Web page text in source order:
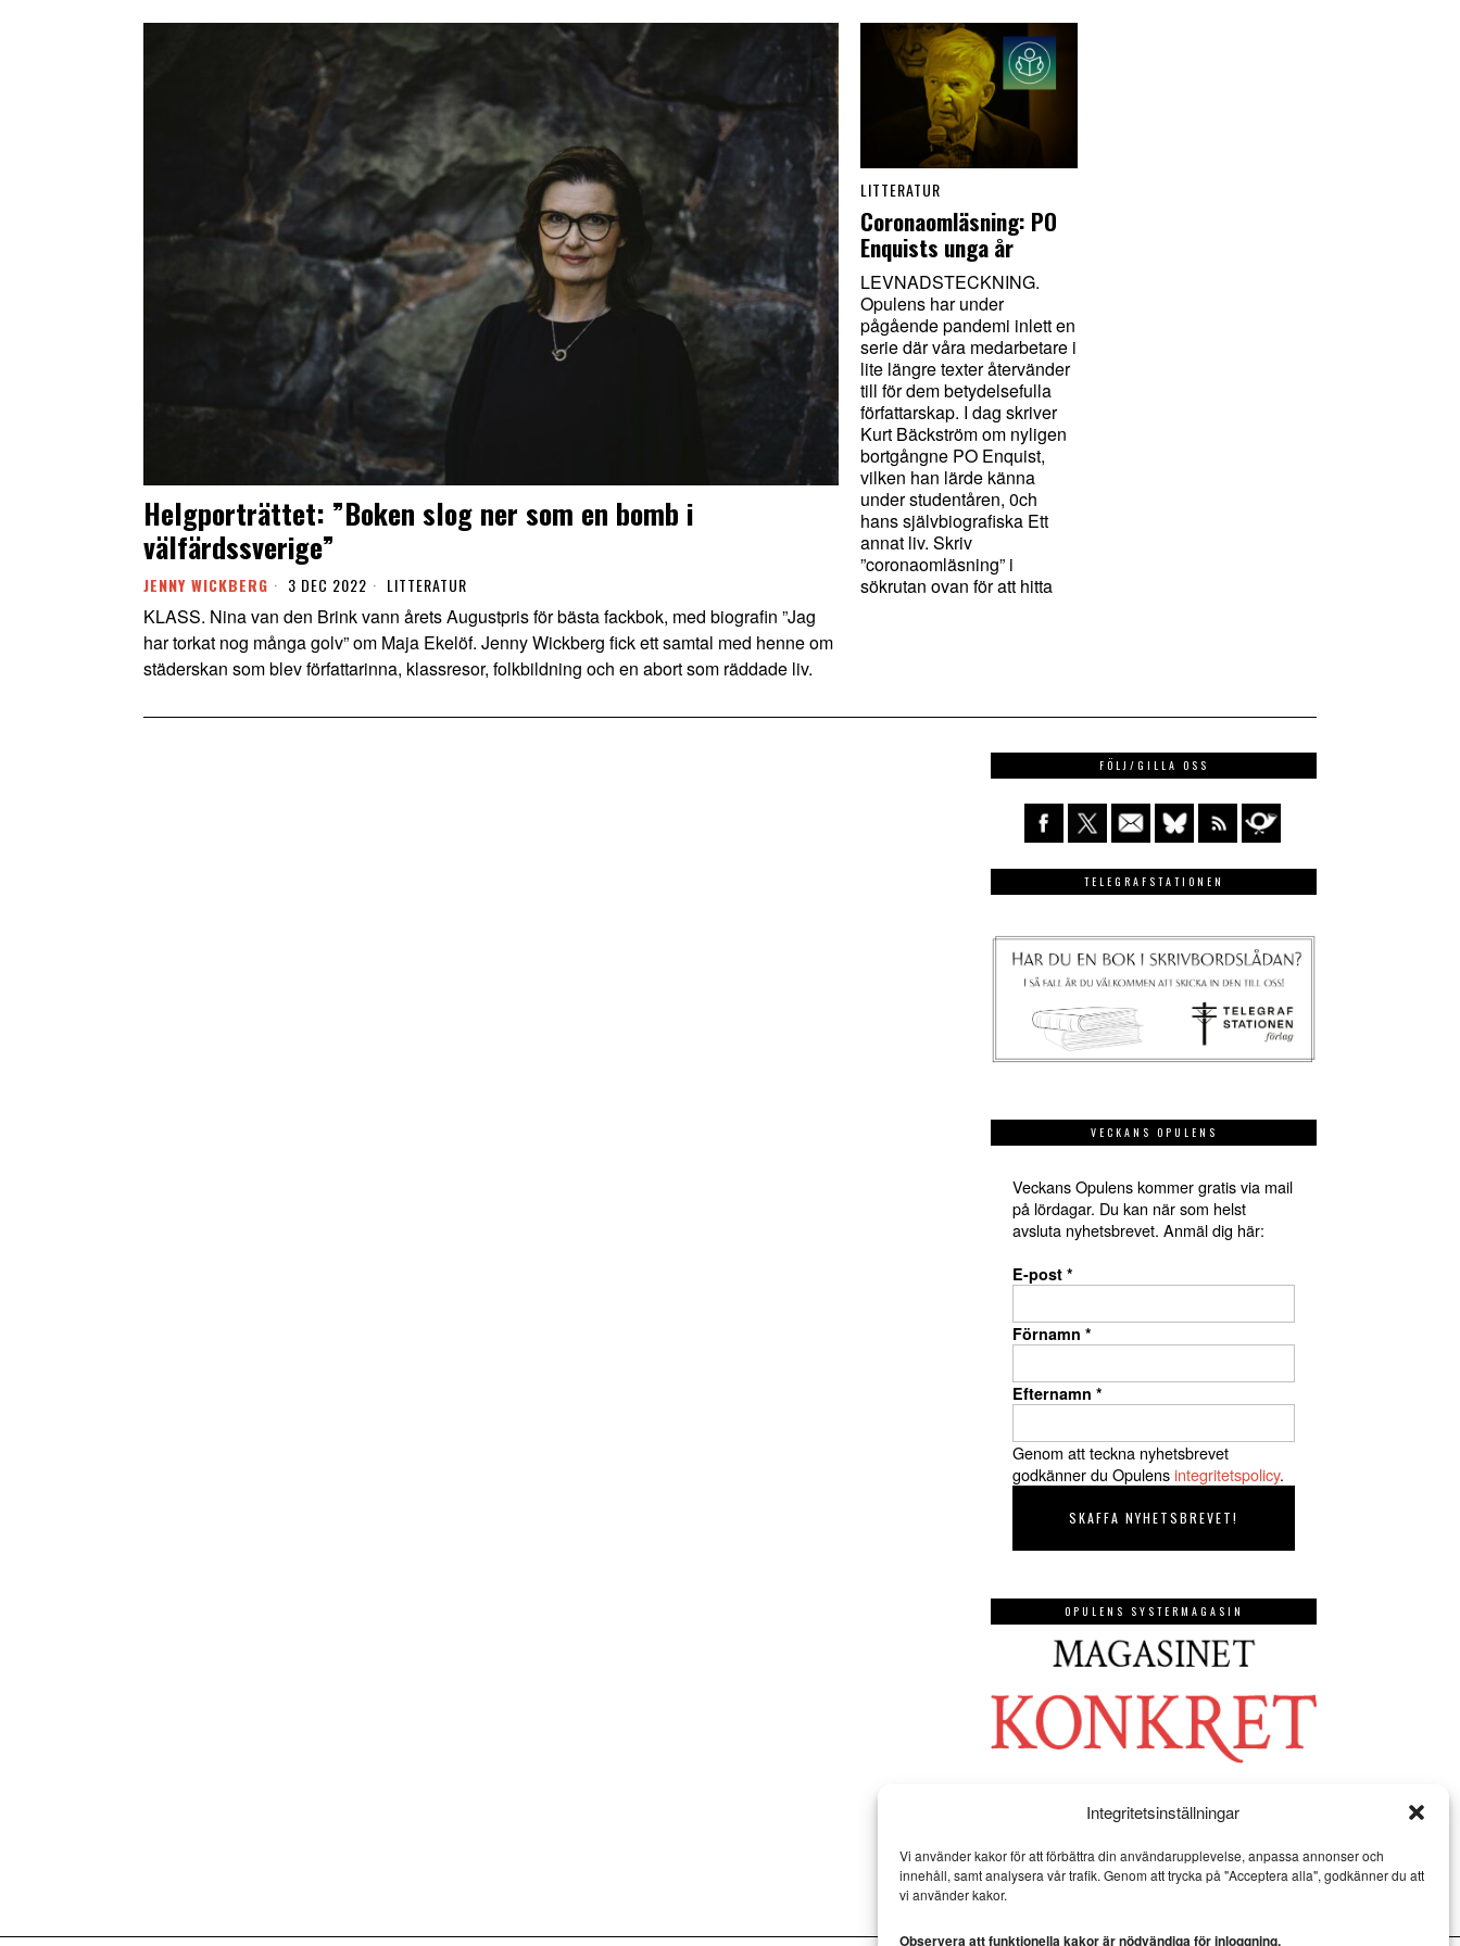
Integritetsinställningar
Vi använder kakor för att förbättra din användarupplevelse, anpassa annonser och
innehåll, samt analysera vår trafik. Genom att trycka på "Acceptera alla", godkänner du att
vi använder kakor.
Observera att funktionella kakor är nödvändiga för inloggning.
Helgporträttet: ”Boken slog ner som en bomb i
välfärdssverige”
JENNY WICKBERG 3 DEC 2022 LITTERATUR
KLASS. Nina van den Brink vann årets Augustpris för bästa fackbok, med biografin ”Jag
har torkat nog många golv” om Maja Ekelöf. Jenny Wickberg fick ett samtal med henne om
städerskan som blev författarinna, klassresor, folkbildning och en abort som räddade liv.
LITTERATUR
Coronaomläsning: PO
Enquists unga år
LEVNADSTECKNING.
Opulens har under
pågående pandemi inlett en
serie där våra medarbetare i
lite längre texter återvänder
till för dem betydelsefulla
författarskap. I dag skriver
Kurt Bäckström om nyligen
bortgångne PO Enquist,
vilken han lärde känna
under studentåren, 0ch
hans självbiografiska Ett
annat liv. Skriv
”coronaomläsning” i
sökrutan ovan för att hitta
FÖLJ/GILLA OSS
TELEGRAFSTATIONEN
VECKANS OPULENS
Veckans Opulens kommer gratis via mail
på lördagar. Du kan när som helst
avsluta nyhetsbrevet. Anmäl dig här:
E-post *
Förnamn *
Efternamn *
Genom att teckna nyhetsbrevet
godkänner du Opulensintegritetspolicy.
OPULENS SYSTERMAGASIN